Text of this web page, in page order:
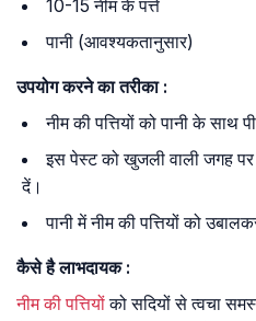
10-15 नीम के पत्ते
पानी (आवश्यकतानुसार)
उपयोग करने का तरीका:
नीम की पत्तियों को पानी के साथ
इस पेस्ट को खुजली वाली जगह
दें।
पानी में नीम की पत्तियों को
कैसे है लाभदायक:
नीम की पत्तियोंको सदियों से त्वचा